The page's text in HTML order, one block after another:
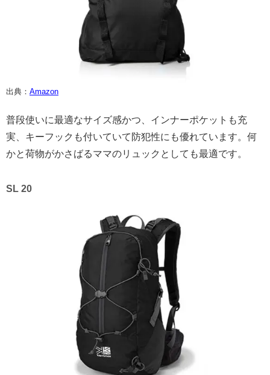
出典： Amazon
普段使いに最適なサイズ感かつ、インナーポケットも充
実、キーフックも付いていて防犯性にも優れています。何
かと荷物がかさばるママのリュックとしても最適です。
SL 20